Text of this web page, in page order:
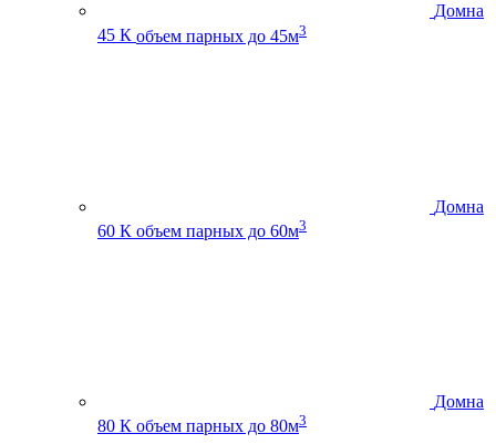
Домна
45 К объем парных до 45м3
Домна
60 К объем парных до 60м3
Домна
80 К объем парных до 80м3